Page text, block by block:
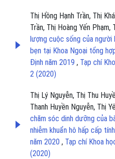
Thị Hồng Hạnh Trần, Thị
Trần, Thị Hoàng Yến Phạm,
lượng cuộc sống của
bẹn tại Khoa Ngoại tổng
Định năm 2019 , Tạp chí
2 (2020)
Thị Lý Nguyễn, Thị Thu
Thanh Huyền Nguyễn, Thị
chăm sóc dinh dưỡng của
nhiễm khuẩn hô hấp cấp
năm 2020 , Tạp chí Khoa
(2020)